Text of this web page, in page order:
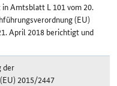
Amtsblatt L 101 vom 20.
(EU)
April 2018 berichtigt und
der
2015/2447